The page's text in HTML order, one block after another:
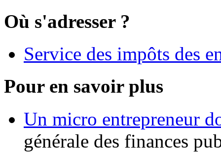
Où s'adresser ?
Service des impôts des
Pour en savoir plus
Un micro entrepreneur
générale des finances